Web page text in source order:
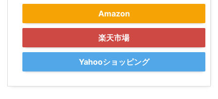
Amazon
楽天市場
Yahooショッピング